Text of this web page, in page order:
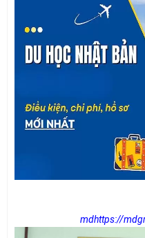
mdhttps://